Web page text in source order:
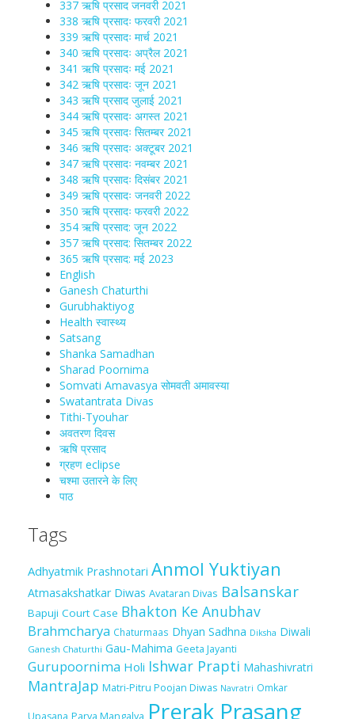
337 ऋषि प्रसाद जनवरी 2021
338 ऋषि प्रसादः फरवरी 2021
339 ऋषि प्रसादः मार्च 2021
340 ऋषि प्रसादः अप्रैल 2021
341 ऋषि प्रसादः मई 2021
342 ऋषि प्रसादः जून 2021
343 ऋषि प्रसाद जुलाई 2021
344 ऋषि प्रसादः अगस्त 2021
345 ऋषि प्रसादः सितम्बर 2021
346 ऋषि प्रसादः अक्टूबर 2021
347 ऋषि प्रसादः नवम्बर 2021
348 ऋषि प्रसादः दिसंबर 2021
349 ऋषि प्रसादः जनवरी 2022
350 ऋषि प्रसादः फरवरी 2022
354 ऋषि प्रसाद: जून 2022
357 ऋषि प्रसाद: सितम्बर 2022
365 ऋषि प्रसाद: मई 2023
English
Ganesh Chaturthi
Gurubhaktiyog
Health स्वास्‍थ्‍य
Satsang
Shanka Samadhan
Sharad Poornima
Somvati Amavasya सोमवती अमावस्या
Swatantrata Divas
Tithi-Tyouhar
अवतरण दिवस
ऋषि प्रसाद
ग्रहण eclipse
चश्मा‍ उतारने के लिए
पाठ
Tags
Adhyatmik Prashnotari Anmol Yuktiyan
Atmasakshatkar Diwas Avataran Divas Balsanskar
Bapuji Court Case Bhakton Ke Anubhav
Brahmcharya Chaturmaas Dhyan Sadhna Diksha Diwali
Ganesh Chaturthi Gau-Mahima Geeta Jayanti
Gurupoornima Holi Ishwar Prapti Mahashivratri
MantraJap Matri-Pitru Poojan Diwas Navratri Omkar
Upasana Parva Mangalya Prerak Prasang